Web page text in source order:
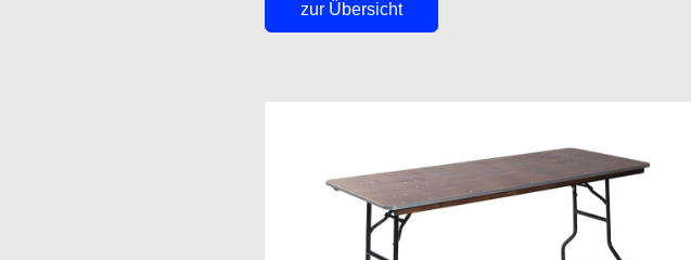
zur Übersicht